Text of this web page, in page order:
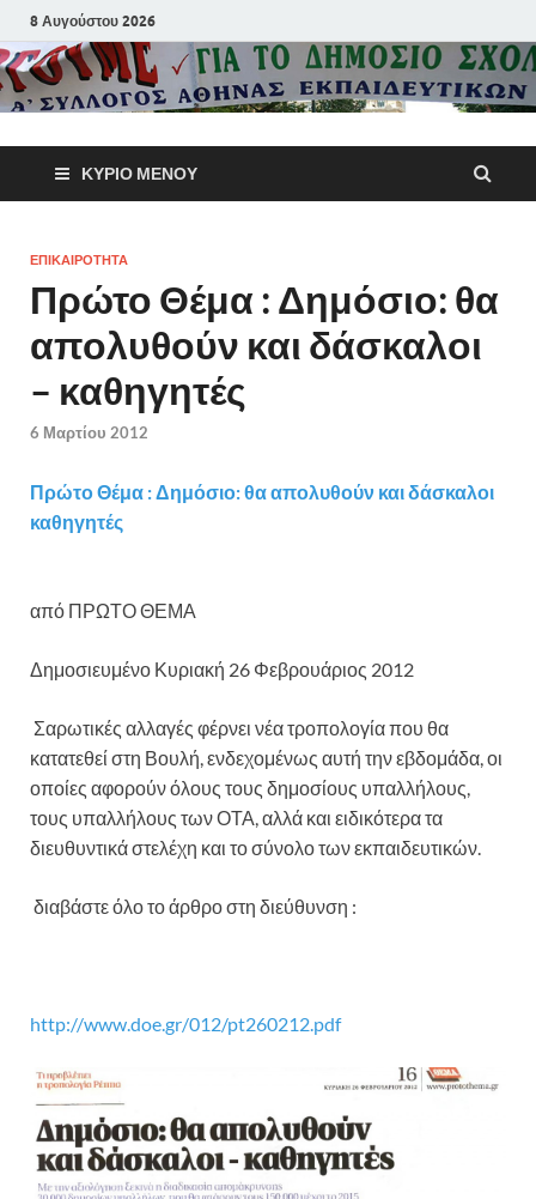
8 Αυγούστου 2026
Α΄
Αθηνών
Π.Ε.
ΚΎΡΙΟ ΜΕΝΟΎ
ΕΠΙΚΑΙΡΟΤΗΤΑ
Πρώτο Θέμα : Δημόσιο: θα
απολυθούν και δάσκαλοι
– καθηγητές
6 Μαρτίου 2012
Πρώτο Θέμα : Δημόσιο: θα απολυθούν και δάσκαλοι
καθηγητές
από ΠΡΩΤΟ ΘΕΜΑ
Δημοσιευμένο Κυριακή 26 Φεβρουάριος 2012
Σαρωτικές αλλαγές φέρνει νέα τροπολογία που θα
κατατεθεί στη Βουλή, ενδεχομένως αυτή την εβδομάδα, οι
οποίες αφορούν όλους τους δημοσίους υπαλλήλους,
τους υπαλλήλους των ΟΤΑ, αλλά και ειδικότερα τα
διευθυντικά στελέχη και το σύνολο των εκπαιδευτικών.
διαβάστε όλο το άρθρο στη διεύθυνση :
http://www.doe.gr/012/pt260212.pdf